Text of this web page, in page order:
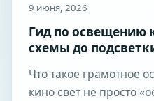
9 июня, 2026
Гид по освещению
схемы до
Что такое грамотное
кино свет не просто